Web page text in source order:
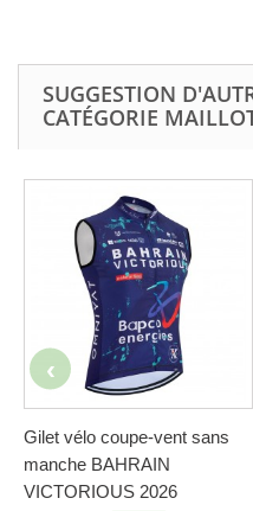
SUGGESTION
CATÉGORIE
Gilet vélo coupe-vent sans
manche BAHRAIN
VICTORIOUS 2026